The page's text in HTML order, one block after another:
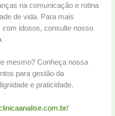
na comunicação e rotina
de vida. Para mais
idosos, consulte nosso
.
mesmo? Conheça nossa
para gestão da
e praticidade.